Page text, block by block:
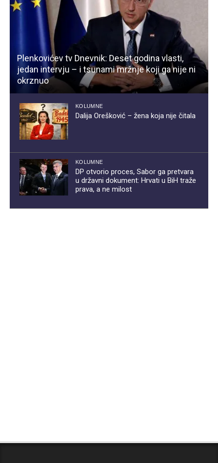
Plenkovićev tv Dnevnik: Deset godina vlasti,
jedan intervju – i tsunami mržnje koji ga nije ni
okrznuo
KOLUMNE
Dalija Orešković – žena koja nije čitala
KOLUMNE
DP otvorio proces, Sabor ga pretvara
u državni dokument: Hrvati u BiH traže
prava, a ne milost